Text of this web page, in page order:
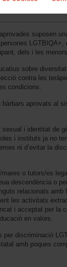
suposen
LGTBIQA+,
dels i les menors
sobre
contra les
condicions.
aprovats al
i identitat de
i instituts ja no
ni d’evitar la
mares o tutors/es
descendència o
relacionats amb
les activitats
i acceptat per la
en valors.
per discriminació
amb poques